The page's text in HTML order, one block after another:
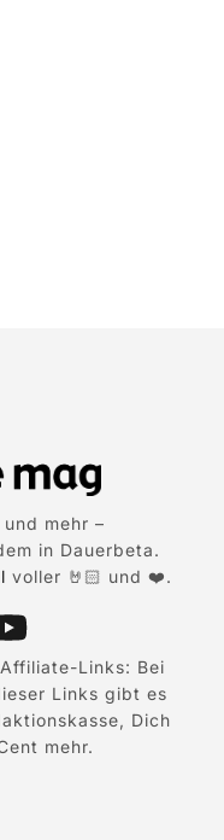
mehr –
in Dauerbeta.
voller 🤘🏻 und ❤️.
Links: Bei
Links gibt es
Dich
mehr.